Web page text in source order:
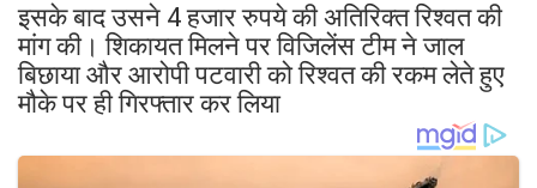
इसके बाद उसने 4 हजार रुपये की अतिरिक्त रिश्वत की
मांग की। शिकायत मिलने पर विजिलेंस टीम ने जाल
बिछाया और आरोपी पटवारी को रिश्वत की रकम लेते हुए
मौके पर ही गिरफ्तार कर लिया